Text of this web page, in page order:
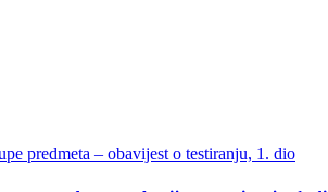
predmeta – obavijest o testiranju, 1. dio